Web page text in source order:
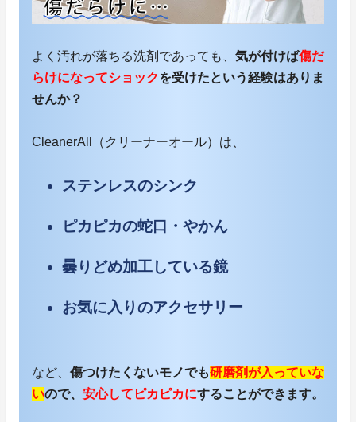
よく汚れが落ちる洗剤であっても、 気が付けば傷だ
らけになってショックを受けたという経験はありま
せんか？
CleanerAll（クリーナーオール）は、
ステンレスのシンク
ピカピカの蛇口・やかん
曇りどめ加工している鏡
お気に入りのアクセサリー
など、 傷つけたくないモノでも研磨剤が入っていな
いので、 安心してピカピカにすることができます。